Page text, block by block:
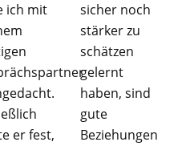
ich mit
er fest,
sicher noch
stärker zu
schätzen
gelernt
haben, sind
gute
Beziehungen